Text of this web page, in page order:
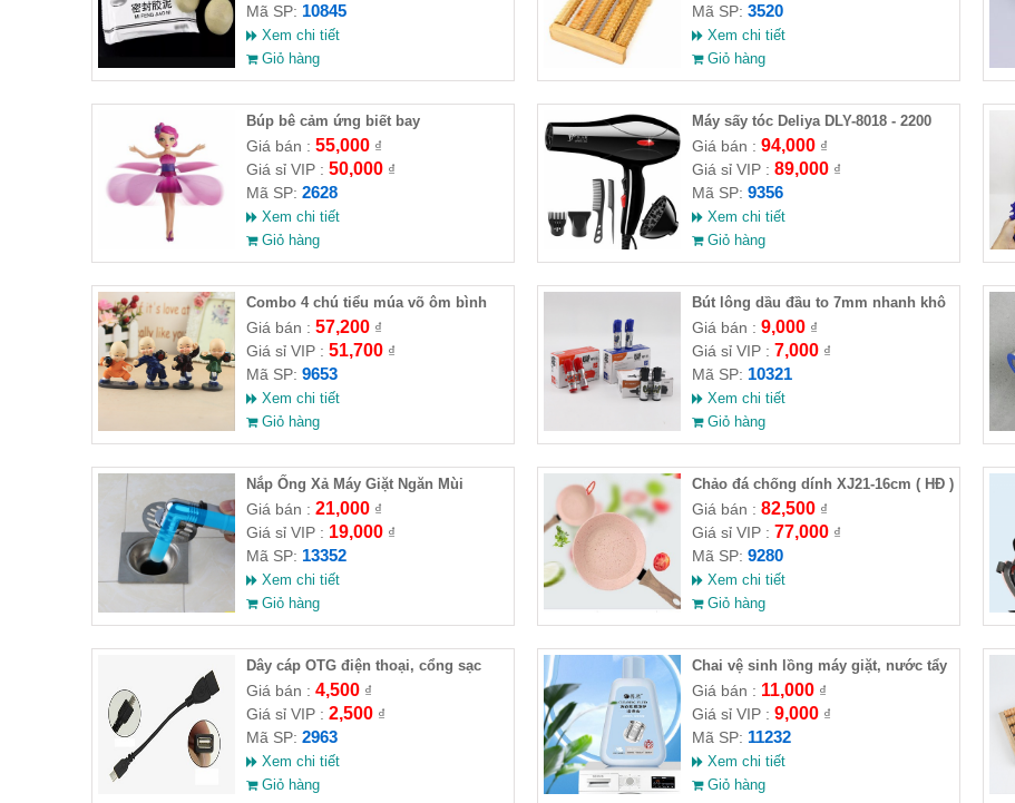
Mã SP: 10845
Xem chi tiết
Giỏ hàng
Mã SP: 3520
Xem chi tiết
Giỏ hàng
​Búp bê cảm ứng biết bay
Giá bán : 55,000₫
Giá sỉ VIP : 50,000₫
Mã SP: 2628
Xem chi tiết
Giỏ hàng
Máy sấy tóc Deliya DLY-8018 - 2200
Giá bán : 94,000₫
Giá sỉ VIP : 89,000₫
Mã SP: 9356
Xem chi tiết
Giỏ hàng
Combo 4 chú tiểu múa võ ôm bình
rượu ( HĐ )
Giá bán : 57,200₫
Giá sỉ VIP : 51,700₫
Mã SP: 9653
Xem chi tiết
Giỏ hàng
Bút lông dầu đầu to 7mm nhanh khô
Giá bán : 9,000₫
Giá sỉ VIP : 7,000₫
Mã SP: 10321
Xem chi tiết
Giỏ hàng
Nắp Ống Xả Máy Giặt Ngăn Mùi
Giá bán : 21,000₫
Giá sỉ VIP : 19,000₫
Mã SP: 13352
Xem chi tiết
Giỏ hàng
Chảo đá chống dính XJ21-16cm ( HĐ )
Giá bán : 82,500₫
Giá sỉ VIP : 77,000₫
Mã SP: 9280
Xem chi tiết
Giỏ hàng
Dây cáp OTG điện thoại, cổng sạc
USB
Giá bán : 4,500₫
Giá sỉ VIP : 2,500₫
Mã SP: 2963
Xem chi tiết
Giỏ hàng
Chai vệ sinh lồng máy giặt, nước tẩy
lồng máy giặt CLEANING FLUID
Giá bán : 11,000₫
Giá sỉ VIP : 9,000₫
Mã SP: 11232
Xem chi tiết
Giỏ hàng